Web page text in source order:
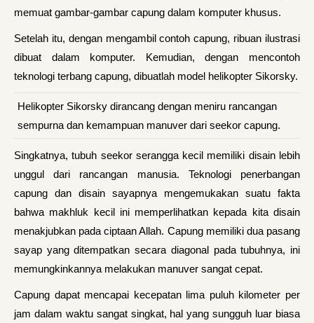
memuat gambar-gambar capung dalam komputer khusus.
Setelah itu, dengan mengambil contoh capung, ribuan ilustrasi
dibuat dalam komputer. Kemudian, dengan mencontoh
teknologi terbang capung, dibuatlah model helikopter Sikorsky.
Helikopter Sikorsky dirancang dengan meniru rancangan
sempurna dan kemampuan manuver dari seekor capung.
Singkatnya, tubuh seekor serangga kecil memiliki disain lebih
unggul dari rancangan manusia. Teknologi penerbangan
capung dan disain sayapnya mengemukakan suatu fakta
bahwa makhluk kecil ini memperlihatkan kepada kita disain
menakjubkan pada ciptaan Allah. Capung memiliki dua pasang
sayap yang ditempatkan secara diagonal pada tubuhnya, ini
memungkinkannya melakukan manuver sangat cepat.
Capung dapat mencapai kecepatan lima puluh kilometer per
jam dalam waktu sangat singkat, hal yang sungguh luar biasa